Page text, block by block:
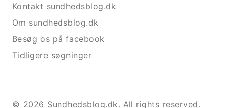
Kontakt sundhedsblog.dk
Om sundhedsblog.dk
Besøg os på facebook
Tidligere søgninger
© 2026 Sundhedsblog.dk. All rights reserved.